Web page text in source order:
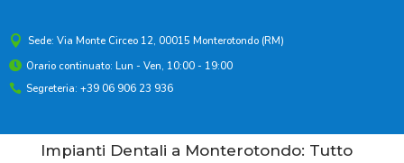
 Sede: Via Monte Circeo 12, 00015 Monterotondo (RM)
 Orario continuato: Lun - Ven, 10:00 - 19:00
 Segreteria: +39 06 906 23 936
Impianti Dentali a Monterotondo: Guida
Completa 2026
Impianti Dentali a Monterotondo: Tutto